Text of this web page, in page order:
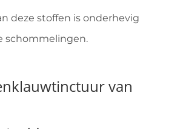
deze stoffen is onderhevig
schommelingen.
van